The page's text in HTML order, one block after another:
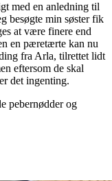
med en anledning til
besøgte min søster fik
at være finere end
en pæretærte kan nu
fra Arla, tilrettet lidt
eftersom de skal
det ingenting.
pebernødder og